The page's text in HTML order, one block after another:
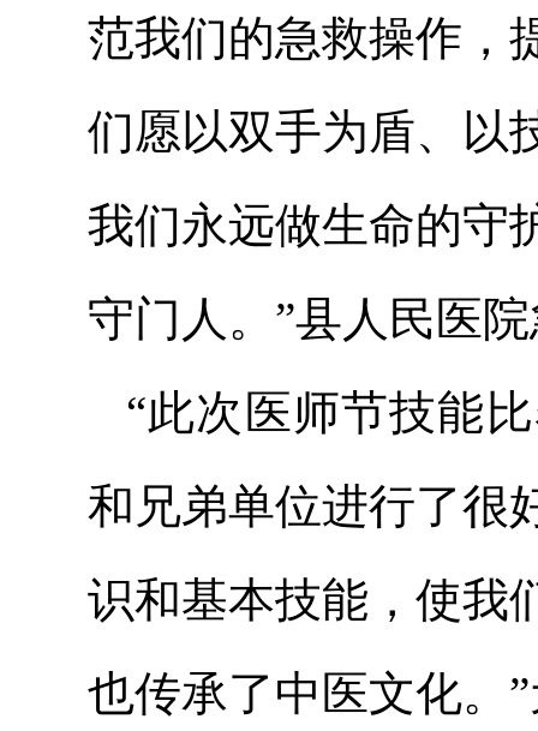
范我们的急救操作，
们愿以双手为盾、以
我们永远做生命的守
守门人。”县人民医
“此次医师节技能
和兄弟单位进行了很
识和基本技能，使我
也传承了中医文化。